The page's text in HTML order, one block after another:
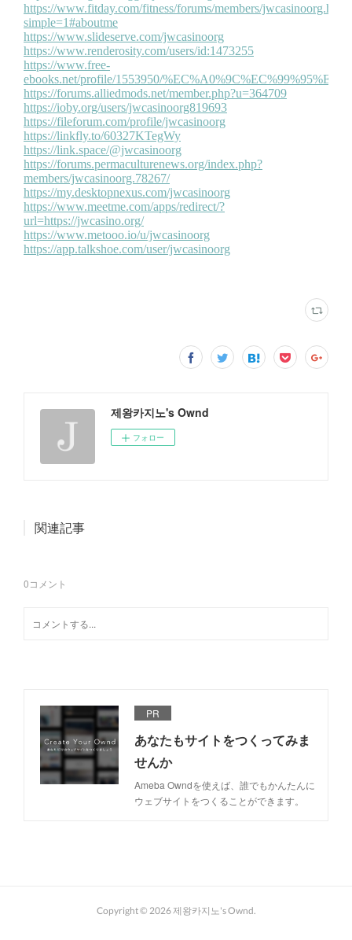
제왕카지노's Ownd
フォロー
関連記事
0コメント
PR
あなたもサイトをつくってみま
せんか
Ameba Owndを使えば、誰でもかんたんに
ウェブサイトをつくることができます。
Copyright © 2026제왕카지노's Ownd.